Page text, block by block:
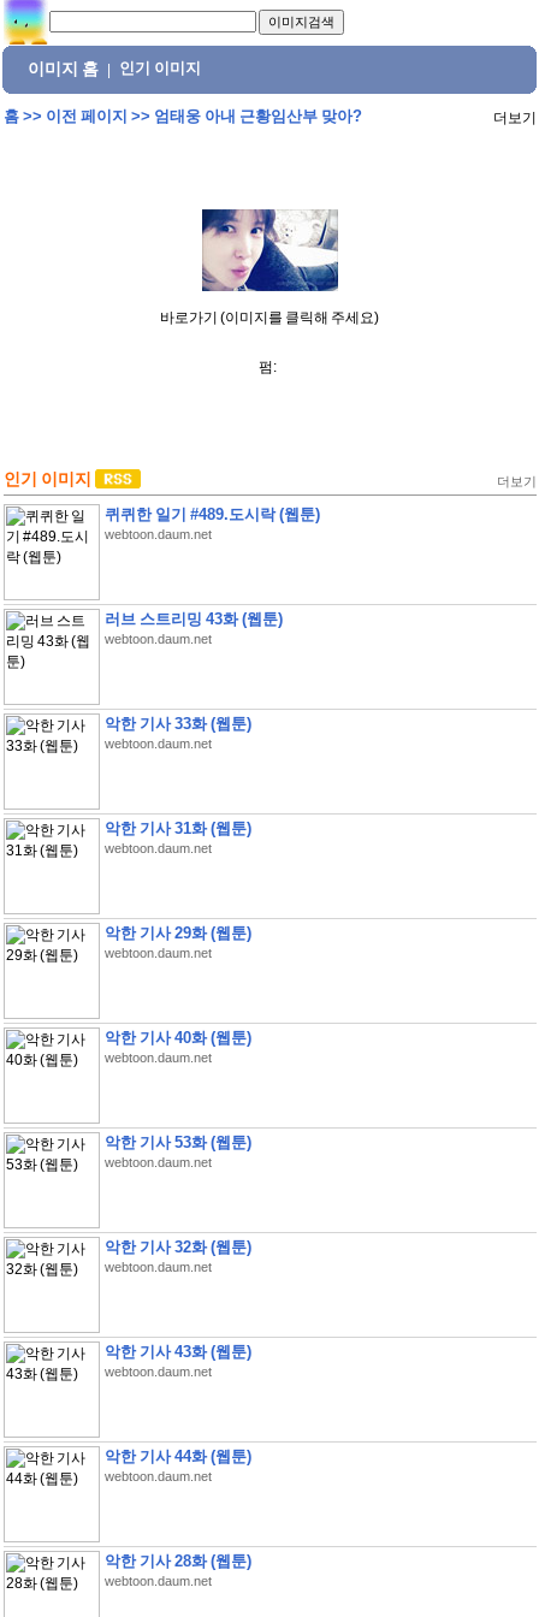
이미지 홈 인기 이미지
홈>> 이전 페이지 >> 엄태웅 아내 근황임산부 맞아? 더보기
바로가기 (이미지를 클릭해 주세요)
펌:
인기 이미지 더보기
퀴퀴한 일기 #489.도시락 (웹툰)
webtoon.daum.net
러브 스트리밍 43화 (웹툰)
webtoon.daum.net
악한 기사 33화 (웹툰)
webtoon.daum.net
악한 기사 31화 (웹툰)
webtoon.daum.net
악한 기사 29화 (웹툰)
webtoon.daum.net
악한 기사 40화 (웹툰)
webtoon.daum.net
악한 기사 53화 (웹툰)
webtoon.daum.net
악한 기사 32화 (웹툰)
webtoon.daum.net
악한 기사 43화 (웹툰)
webtoon.daum.net
악한 기사 44화 (웹툰)
webtoon.daum.net
악한 기사 28화 (웹툰)
webtoon.daum.net